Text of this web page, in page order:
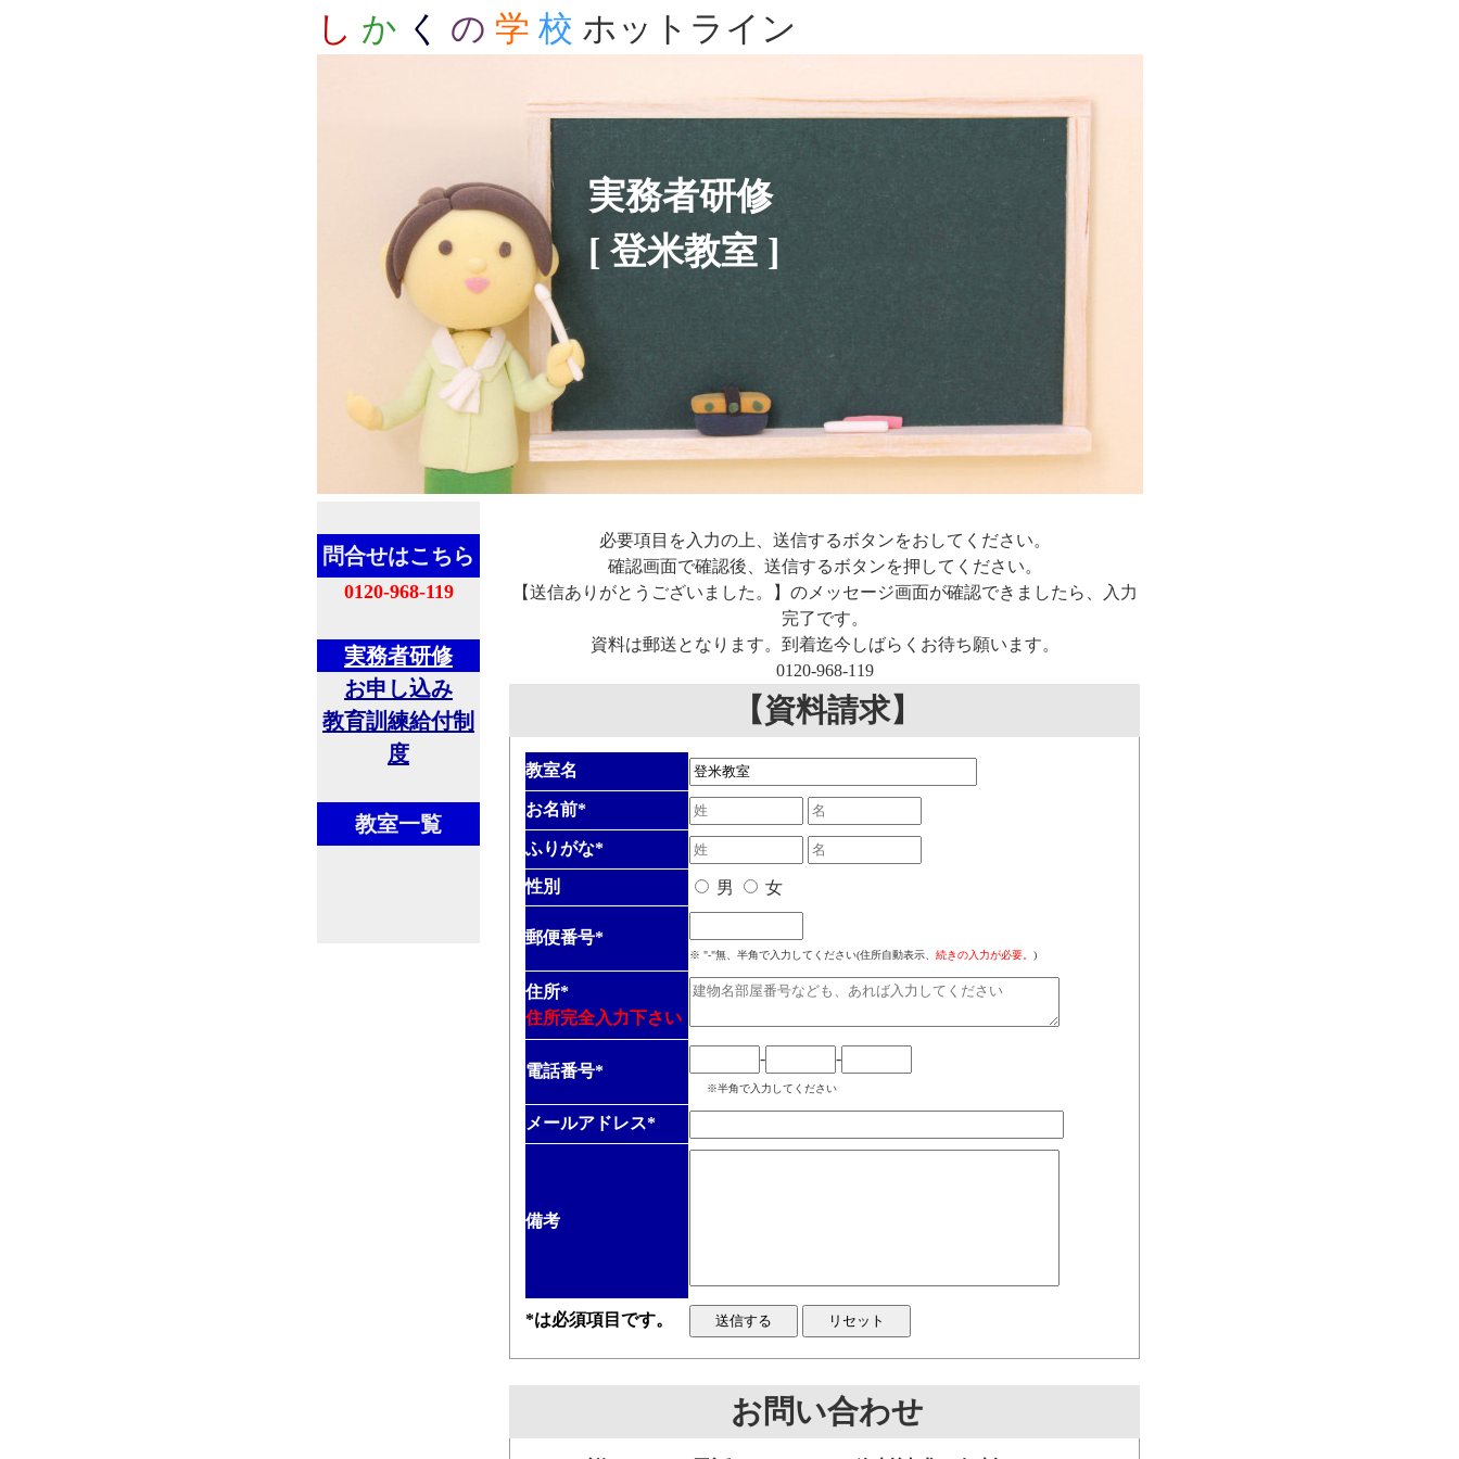
し か く の 学 校 ホットライン
実務者研修
[ 登米教室 ]
必要項目を入力の上、送信するボタンをおしてください。
確認画面で確認後、送信するボタンを押してください。
【送信ありがとうございました。】のメッセージ画面が確認できましたら、入力
完了です。
資料は郵送となります。到着迄今しばらくお待ち願います。
0120-968-119
【資料請求】
教室名
お名前*
ふりがな*
性別 男 女
郵便番号*
※ "-"無、半角で入力してください(住所自動表示、 続きの入力が必要。 )
住所*
住所完全入力下さい
電話番号*
- -
※半角で入力してください
メールアドレス*
備考
*は必須項目です。
お問い合わせ
問合せはこちら
0120-968-119
実務者研修
お申し込み
教育訓練給付制
度
教室一覧